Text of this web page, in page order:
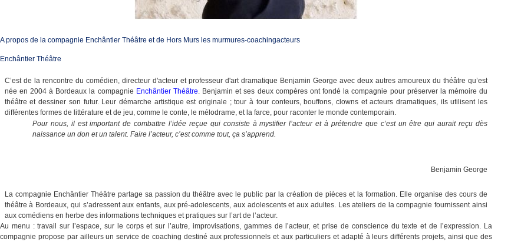
A propos de la compagnie Enchântier Théâtre et de Hors Murs les murmures-coachingacteurs
Enchântier Théâtre
C’est de la rencontre du comédien, directeur d'acteur et professeur d'art dramatique Benjamin George avec deux autres amoureux du théâtre qu’est
née en 2004 à Bordeaux la compagnie Enchântier Théâtre. Benjamin et ses deux compères ont fondé la compagnie pour préserver la mémoire du
théâtre et dessiner son futur. Leur démarche artistique est originale ; tour à tour conteurs, bouffons, clowns et acteurs dramatiques, ils utilisent les
différentes formes de littérature et de jeu, comme le conte, le mélodrame, et la farce, pour raconter le monde contemporain.
Pour nous, il est important de combattre l’idée reçue qui consiste à mystifier l’acteur et à prétendre que c’est un être qui aurait reçu dès
naissance un don et un talent. Faire l’acteur, c’est comme tout, ça s’apprend.
Benjamin George
La compagnie Enchântier Théâtre partage sa passion du théâtre avec le public par la création de pièces et la formation. Elle organise des cours de
théâtre à Bordeaux, qui s’adressent aux enfants, aux pré-adolescents, aux adolescents et aux adultes. Les ateliers de la compagnie fournissent ainsi
aux comédiens en herbe des informations techniques et pratiques sur l’art de l’acteur.
Au menu : travail sur l’espace, sur le corps et sur l’autre, improvisations, gammes de l’acteur, et prise de conscience du texte et de l’expression. La
compagnie propose par ailleurs un service de coaching destiné aux professionnels et aux particuliers et adapté à leurs différents projets, ainsi que des